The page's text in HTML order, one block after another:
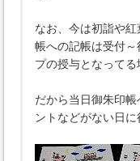
なお、今は初詣や
帳への記帳は受付
プの授与となってる
だから当日御朱印
ントなどがない日に